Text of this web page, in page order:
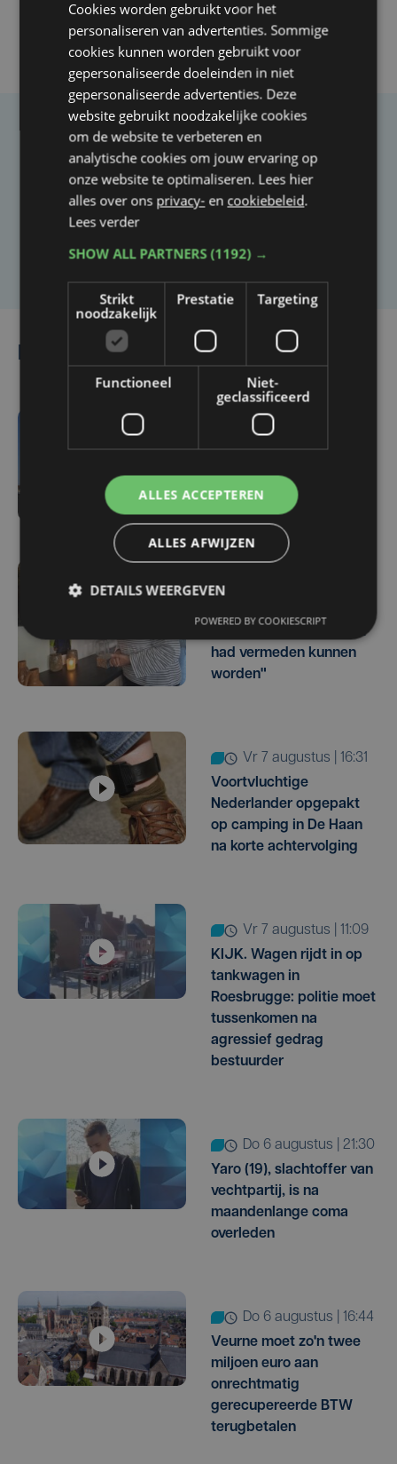
Taalfout opgemerkt?
Heb je een taal- of schrijffout opgemerkt in dit
artikel?
Laat het ons weten
Lees ook
vr 7 augustus | 18:33
vrijlating van Roemeense
moordverdachte
overlijden Yaro (19): "Dit
had vermeden kunnen
worden"
vr 7 augustus | 16:31
Voortvluchtige
Nederlander opgepakt
op camping in De Haan
na korte achtervolging
vr 7 augustus | 11:09
KIJK. Wagen rijdt in op
tankwagen in
Roesbrugge: politie moet
tussenkomen na
agressief gedrag
bestuurder
do 6 augustus | 21:30
Yaro (19), slachtoffer van
vechtpartij, is na
maandenlange coma
overleden
do 6 augustus | 16:44
Veurne moet zo'n twee
miljoen euro aan
onrechtmatig
gerecupereerde BTW
terugbetalen
Cookies worden gebruikt voor het
personaliseren van advertenties. Sommige
cookies kunnen worden gebruikt voor
gepersonaliseerde doeleinden in niet
gepersonaliseerde advertenties. Deze
website gebruikt noodzakelijke cookies
om de website te verbeteren en
analytische cookies om jouw ervaring op
onze website te optimaliseren. Lees hier
alles over ons privacy- en cookiebeleid.
Lees verder
SHOW ALL PARTNERS(1192) →
Strikt
noodzakelijk
Prestatie Targeting
Functioneel
Niet-
geclassificeerd
ALLES ACCEPTEREN
ALLES AFWIJZEN
DETAILS WEERGEVEN
POWERED BY COOKIESCRIPT